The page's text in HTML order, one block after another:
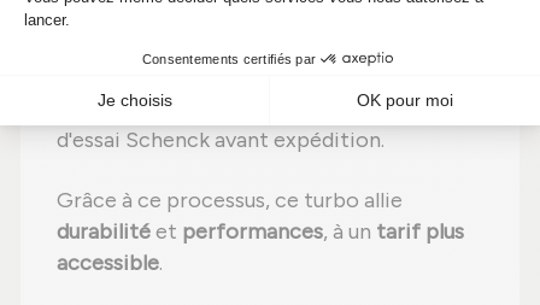
Remontage
effectués selon les recommandations du
Étape 6 :Contrôle qualité
sur banc
d'essai Schenck avant expédition.
Grâce à ce processus, ce turbo allie
durabilitéet performances, à un tarif plus
accessible.